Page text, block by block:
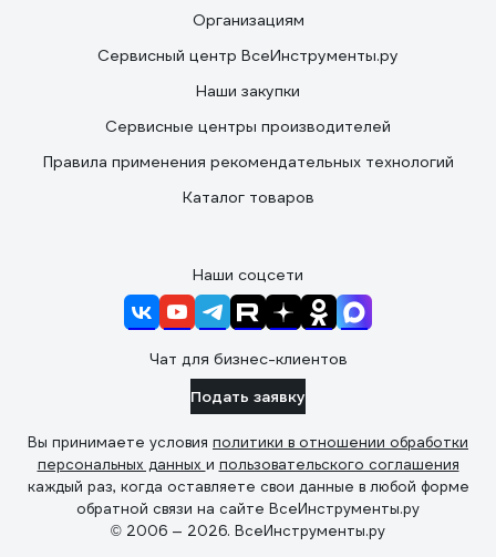
Организациям
Сервисный центр ВсеИнструменты.ру
Наши закупки
Сервисные центры производителей
Правила применения рекомендательных технологий
Каталог товаров
Наши соцсети
Чат для бизнес-клиентов
Подать заявку
Вы принимаете условия политики в отношении обработки
персональных данных и пользовательского соглашения
каждый раз, когда оставляете свои данные в любой форме
обратной связи на сайте ВсеИнструменты.ру
© 2006 — 2026. ВсеИнструменты.ру